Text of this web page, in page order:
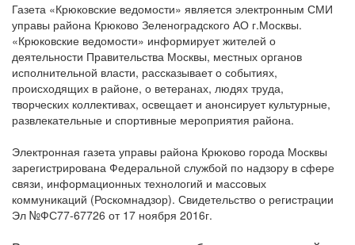
Газета «Крюковские ведомости» является электронным СМИ
управы района Крюково Зеленоградского АО г.Москвы.
«Крюковские ведомости» информирует жителей о
деятельности Правительства Москвы, местных органов
исполнительной власти, рассказывает о событиях,
происходящих в районе, о ветеранах, людях труда,
творческих коллективах, освещает и анонсирует культурные,
развлекательные и спортивные мероприятия района.
Электронная газета управы района Крюково города Москвы
зарегистрирована Федеральной службой по надзору в сфере
связи, информационных технологий и массовых
коммуникаций (Роскомнадзор). Свидетельство о регистрации
Эл №ФС77-67726 от 17 ноября 2016г.